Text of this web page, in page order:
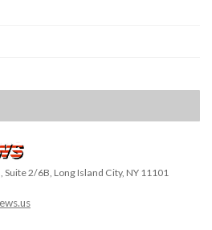
2/6B, Long Island City, NY 11101